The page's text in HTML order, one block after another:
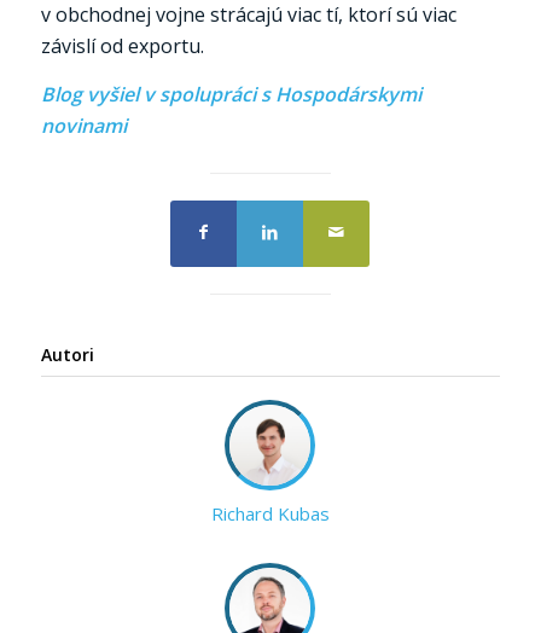
v obchodnej vojne strácajú viac tí, ktorí sú viac
závislí od exportu.
Blog vyšiel v spolupráci sHospodárskymi
novinami
Autori
Richard Kubas